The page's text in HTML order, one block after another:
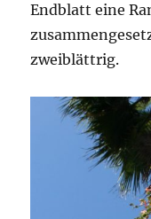
Endblatt eine
zweiblättrig.